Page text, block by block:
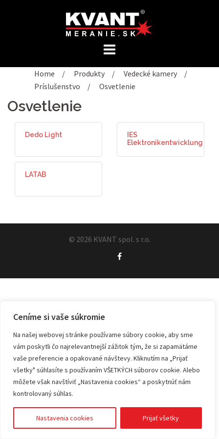
Ceníme si vaše súkromie
Na našej webovej stránke používame súbory cookie, aby sme
vám poskytli čo najrelevantnejší zážitok tým, že si zapamätáme
vaše preferencie a opakované návštevy. Kliknutím na „Prijať
všetky" súhlasíte s používaním VŠETKÝCH súborov cookie. Alebo
môžete však navštíviť „Nastavenia cookies“ a poskytnúť nám
kontrolovaný súhlas.
Nastavenia cookies Prijať všetky
Home / Produkty / Vedecké kamery
/
Príslušenstvo
/ Osvetlenie
Osvetlenie
Dedo Light
IES
Elektronikentwicklung
LATAB
© 2026 KVANT spol. s r.o.